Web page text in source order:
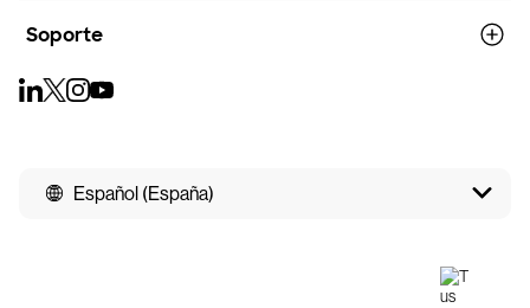
Soporte
Español (España)